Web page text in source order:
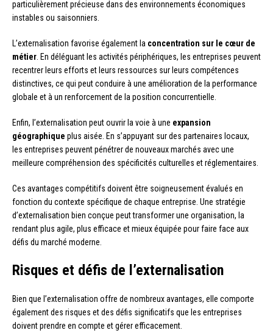
particulièrement précieuse dans des environnements économiques
instables ou saisonniers.
L’externalisation favorise également la concentration sur le cœur de
métier . En déléguant les activités périphériques, les entreprises peuvent
recentrer leurs efforts et leurs ressources sur leurs compétences
distinctives, ce qui peut conduire à une amélioration de la performance
globale et à un renforcement de la position concurrentielle.
Enfin, l’externalisation peut ouvrir la voie à une expansion
géographique plus aisée. En s’appuyant sur des partenaires locaux,
les entreprises peuvent pénétrer de nouveaux marchés avec une
meilleure compréhension des spécificités culturelles et réglementaires.
Ces avantages compétitifs doivent être soigneusement évalués en
fonction du contexte spécifique de chaque entreprise. Une stratégie
d’externalisation bien conçue peut transformer une organisation, la
rendant plus agile, plus efficace et mieux équipée pour faire face aux
défis du marché moderne.
Risques et défis de l’externalisation
Bien que l’externalisation offre de nombreux avantages, elle comporte
également des risques et des défis significatifs que les entreprises
doivent prendre en compte et gérer efficacement.